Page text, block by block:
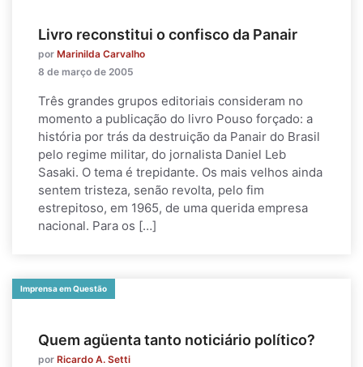
Livro reconstitui o confisco da Panair
por Marinilda Carvalho
8 de março de 2005
Três grandes grupos editoriais consideram no
momento a publicação do livro Pouso forçado: a
história por trás da destruição da Panair do Brasil
pelo regime militar, do jornalista Daniel Leb
Sasaki. O tema é trepidante. Os mais velhos ainda
sentem tristeza, senão revolta, pelo fim
estrepitoso, em 1965, de uma querida empresa
nacional. Para os […]
Imprensa em Questão
Quem agüenta tanto noticiário político?
por Ricardo A. Setti